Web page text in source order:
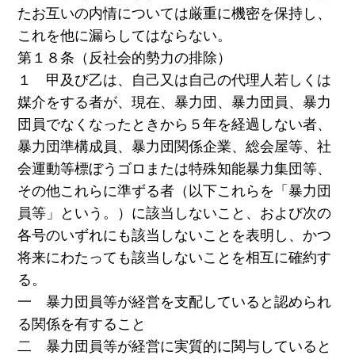
たお互いの内情については厳重に機密を保持し、
これを他に漏らしてはならない。
第１８条（反社会的勢力の排除）
１ 甲及び乙は、自己又は自己の代理人若しくは
媒介をする者が、現在、暴力団、暴力団員、暴力
団員でなくなったときから５年を経過しない者、
暴力団準構成員、暴力団関係企業、総会屋等、社
会運動等標ぼうゴロまたは特殊知能暴力集団等、
その他これらに準ずる者（以下これらを「暴力団
員等」という。）に該当しないこと、および次の
各号のいずれにも該当しないことを表明し、かつ
将来にわたっても該当しないことを相互に確約す
る。
一 暴力団員等が経営を支配していると認められ
る関係を有すること
二 暴力団員等が経営に実質的に関与していると